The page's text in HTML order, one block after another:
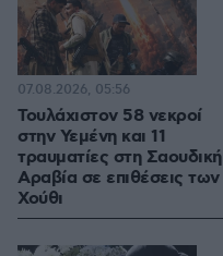
Τουλάχιστον 58 νεκροί
στην Υεμένη και 11
τραυματίες στη Σαουδική
Αραβία σε επιθέσεις των
Χούθι
07.08.2026, 05:56